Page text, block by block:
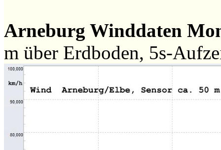
Arneburg Winddaten
m über Erdboden, 5s-